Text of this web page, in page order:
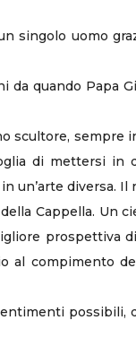
singolo uomo
quando Papa
scultore,
di mettersi in
un’arte diversa. Il
Cappella. Un
prospettiva
al compimento
possibili,